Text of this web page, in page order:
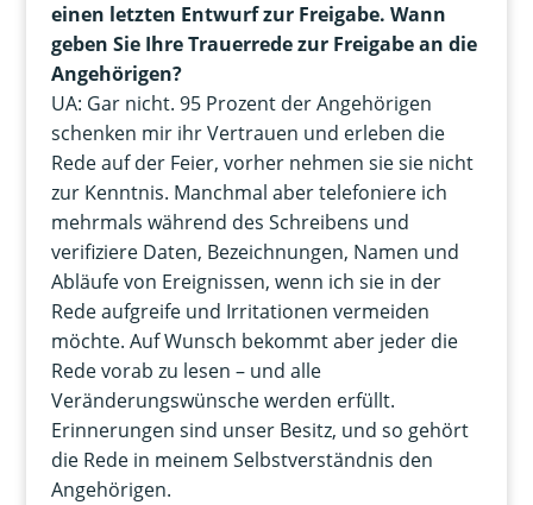
einen letzten Entwurf zur Freigabe. Wann
geben Sie Ihre Trauerrede zur Freigabe an die
Angehörigen?
UA: Gar nicht. 95 Prozent der Angehörigen
schenken mir ihr Vertrauen und erleben die
Rede auf der Feier, vorher nehmen sie sie nicht
zur Kenntnis. Manchmal aber telefoniere ich
mehrmals während des Schreibens und
verifiziere Daten, Bezeichnungen, Namen und
Abläufe von Ereignissen, wenn ich sie in der
Rede aufgreife und Irritationen vermeiden
möchte. Auf Wunsch bekommt aber jeder die
Rede vorab zu lesen – und alle
Veränderungswünsche werden erfüllt.
Erinnerungen sind unser Besitz, und so gehört
die Rede in meinem Selbstverständnis den
Angehörigen.